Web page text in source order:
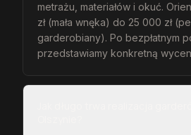
metrażu, materiałów i okuć.
zł (mała wnęka) do 25 000 zł
garderobiany). Po bezpłatnym
przedstawiamy konkretną